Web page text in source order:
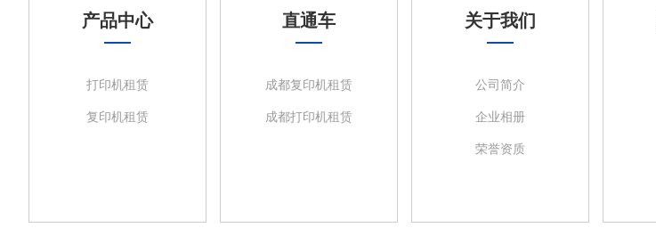
产品中心
打印机租赁
复印机租赁
直通车
成都复印机租赁
成都打印机租赁
关于我们
公司简介
企业相册
荣誉资质